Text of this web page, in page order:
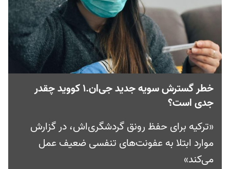
خطر گسترش سویه جدید جی‌ان‌.۱ کووید چقدر
جدی است؟
«ترکیه برای حفظ رونق گردشگری‌اش، در گزارش
موارد ابتلا به عفونت‌های تنفسی ضعیف عمل
می‌کند»